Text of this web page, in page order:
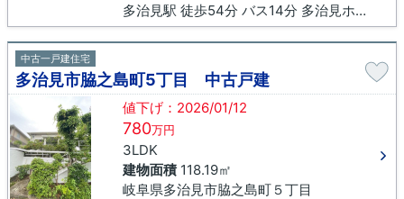
多治見駅 徒歩54分 バス14分 多治見ホワイトタウン下車 徒歩6分
中古一戸建住宅
多治見市脇之島町5丁目 中古戸建
値下げ：2026/01/12
780万円
3LDK
建物面積118.19㎡
岐阜県多治見市脇之島町５丁目